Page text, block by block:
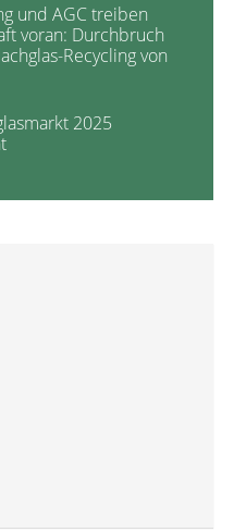
und AGC treiben
voran: Durchbruch
Recycling von
2025